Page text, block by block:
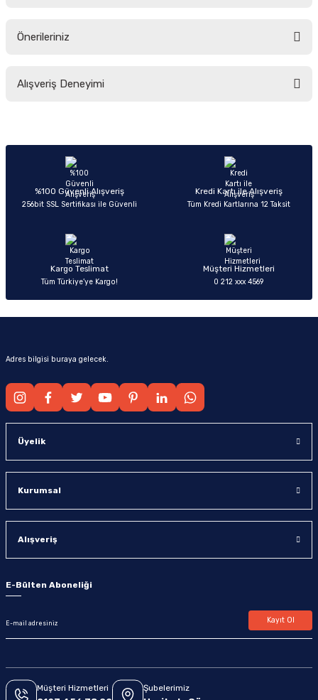
Önerileriniz
yetersiz gördüğünüz noktaları öneri formunu kullanarak tarafımıza
Ürün açıklamasında eksik bilgiler bulunuyor.
Ürün bilgilerinde hatalar bulunuyor.
Ürün fiyatı diğer sitelerden daha pahalı.
Alışveriş Deneyimi
Sitemize ilk yorumu siz yapın!
%100 Güvenli Alışveriş
256bit SSL Sertifikası ile Güvenli
Kredi Kartı ile Alışveriş
Tüm Kredi Kartlarına 12 Taksit
Kargo Teslimat
Tüm Türkiye’ye Kargo!
Müşteri Hizmetleri
0 212 xxx 4569
Adres bilgisi buraya gelecek.
Üyelik
Kurumsal
Alışveriş
E-Bülten Aboneliği
Kayıt Ol
Müşteri Hizmetleri Şubelerimiz